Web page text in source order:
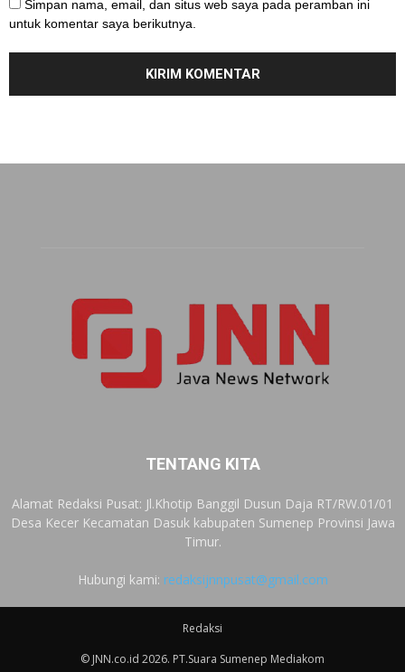
Simpan nama, email, dan situs web saya pada peramban ini
untuk komentar saya berikutnya.
TENTANG KITA
Alamat Redaksi Pusat: Jl.Khotip Banggil Dusun Daja RT/RW.01/01
Desa Kecer Kecamatan Dasuk kabupaten Sumenep Provinsi Jawa
Timur.
Hubungi kami: redaksijnnpusat@gmail.com
Redaksi
© JNN.co.id 2026. PT.Suara Sumenep Mediakom